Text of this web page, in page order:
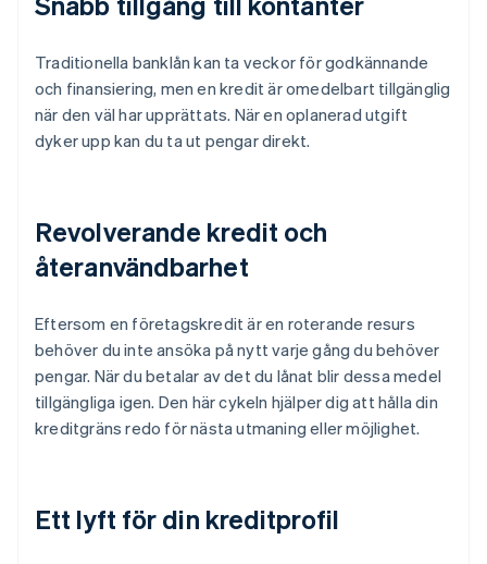
Traditionella banklån kan ta veckor för godkännande
och finansiering, men en kredit är omedelbart tillgänglig
när den väl har upprättats. När en oplanerad utgift
dyker upp kan du ta ut pengar direkt.
Revolverande kredit och
återanvändbarhet
Eftersom en företagskredit är en roterande resurs
behöver du inte ansöka på nytt varje gång du behöver
pengar. När du betalar av det du lånat blir dessa medel
tillgängliga igen. Den här cykeln hjälper dig att hålla din
kreditgräns redo för nästa utmaning eller möjlighet.
Ett lyft för din kreditprofil